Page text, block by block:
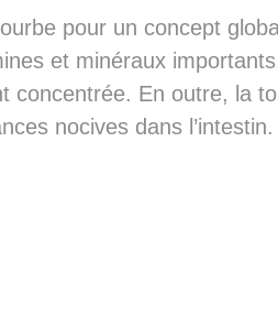
pour un concept
et minéraux
concentrée. En outre, la
nocives dans l’intestin.